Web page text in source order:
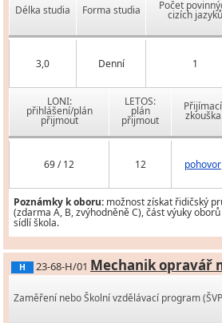
Délka studia Forma studia Počet
cizích jazyků
3,0 Denní 1
LONI:
přihlášení/plán
přijmout
LETOS:
plán
přijmout
Přijímací
zkouška
69 / 12 12 pohovor
Poznámky k oboru: možnost získat řidičský
(zdarma A, B, zvýhodněně C), část výuky
sídlí škola.
H 23-68-H/01 Mechanik opravář
Zaměření nebo Školní vzdělávací program